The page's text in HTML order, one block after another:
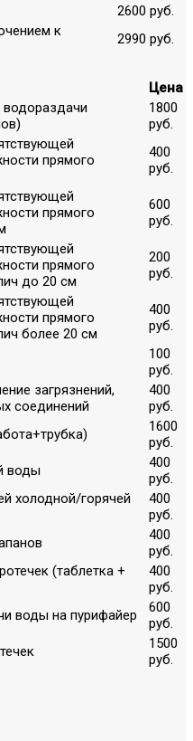
2600 руб.
к
2990 руб.
Цена
1800
руб.
прямого
400
руб.
прямого
600
руб.
прямого
до 20 см
200
руб.
прямого
более 20 см
400
руб.
100
руб.
загрязнений,
соединений
400
руб.
1600
руб.
воды
400
руб.
холодной/горячей
400
руб.
400
руб.
(таблетка +
400
руб.
воды на пурифайер
600
руб.
1500
руб.